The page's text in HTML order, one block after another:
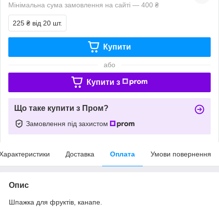
Мінімальна сума замовлення на сайті — 400 ₴
225 ₴ від 20 шт.
Купити
або
Купити з
Що таке купити з Пром?
Замовлення під захистом
Доставка Оплата Умови повернення
Опис
Шпажка для фруктів, канапе.